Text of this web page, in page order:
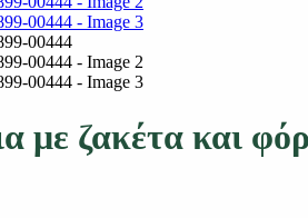
με ζακέτα και